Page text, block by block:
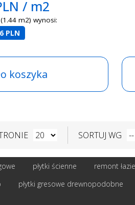
/ m2
m2) wynosi:
PLN
koszyka
SORTUJ WG
płytki ścienne remont
płytki gresowe drewnopodobne